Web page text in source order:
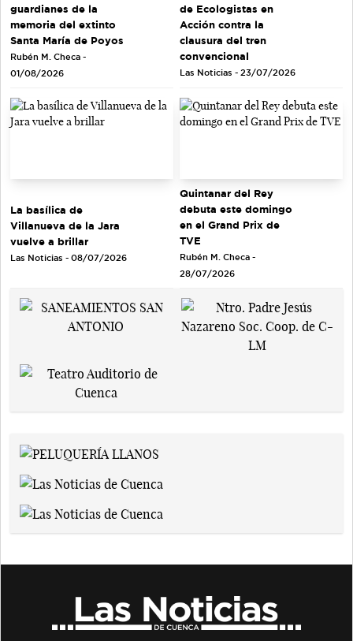
guardianes de la
memoria del extinto
Santa María de Poyos
Rubén M. Checa -
01/08/2026
de Ecologistas en
Acción contra la
clausura del tren
convencional
Las Noticias - 23/07/2026
La basílica de
Villanueva de la Jara
vuelve a brillar
Las Noticias - 08/07/2026
Quintanar del Rey
debuta este domingo
en el Grand Prix de
TVE
Rubén M. Checa -
28/07/2026